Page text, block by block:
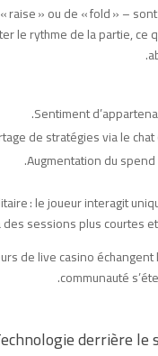
» ou de « fold » –
le rythme de la partie, ce
Sentiment
de stratégies via le
Augmentation du
: le joueur interagit
sessions plus courtes
de live casino
communauté
derrière